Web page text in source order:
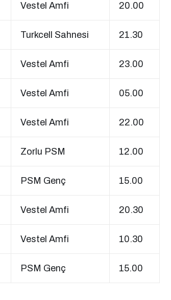
Vestel Amfi 20.00
Turkcell Sahnesi 21.30
Vestel Amfi 23.00
Vestel Amfi 05.00
Vestel Amfi 22.00
Zorlu PSM 12.00
PSM Genç 15.00
Vestel Amfi 20.30
Vestel Amfi 10.30
PSM Genç 15.00